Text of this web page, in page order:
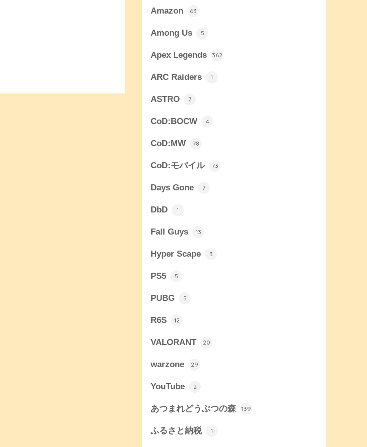
Amazon 63
Among Us 5
Apex Legends 362
ARC Raiders 1
ASTRO 7
CoD:BOCW 4
CoD:MW 78
CoD:モバイル 73
Days Gone 7
DbD 1
Fall Guys 13
Hyper Scape 3
PS5 5
PUBG 5
R6S 12
VALORANT 20
warzone 29
YouTube 2
あつまれどうぶつの森 139
ふるさと納税 1